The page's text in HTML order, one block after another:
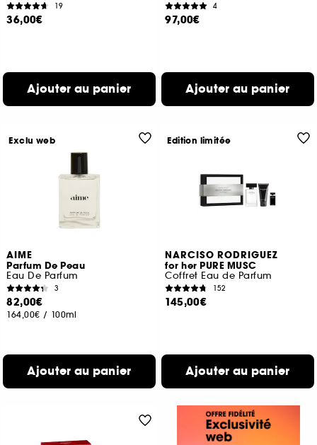
19
36,00€
Ajouter au panier
4
97,00€
Ajouter au panier
AIME
Parfum De Peau
Eau De Parfum
3
82,00€
164,00€ / 100ml
Ajouter au panier
Exclu web
NARCISO RODRIGUEZ
for her PURE MUSC
Coffret Eau de Parfum
152
145,00€
Ajouter au panier
Edition limitée